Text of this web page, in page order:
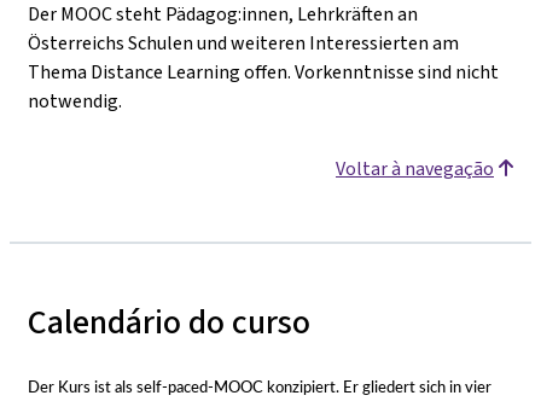
Der MOOC steht Pädagog:innen, Lehrkräften an
Österreichs Schulen und weiteren Interessierten am
Thema Distance Learning offen. Vorkenntnisse sind nicht
notwendig.
Voltar à navegação
Calendário do curso
Der Kurs ist als self-paced-MOOC konzipiert. Er gliedert sich in vier